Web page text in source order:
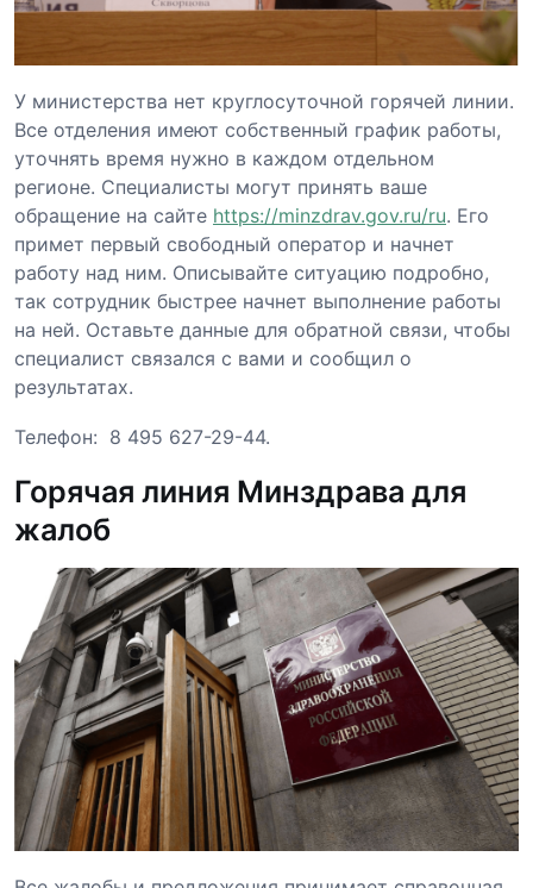
У министерства нет круглосуточной горячей линии.
Все отделения имеют собственный график работы,
уточнять время нужно в каждом отдельном
регионе. Специалисты могут принять ваше
обращение на сайте https://minzdrav.gov.ru/ru. Его
примет первый свободный оператор и начнет
работу над ним. Описывайте ситуацию подробно,
так сотрудник быстрее начнет выполнение работы
на ней. Оставьте данные для обратной связи, чтобы
специалист связался с вами и сообщил о
результатах.
Телефон: 8 495 627-29-44.
Горячая линия Минздрава для
жалоб